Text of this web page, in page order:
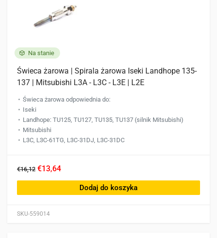
Na stanie
SKU-559014
Świeca żarowa | Spirala żarowa Iseki Landhope 135-
137 | Mitsubishi L3A - L3C - L3E | L2E
Świeca żarowa odpowiednia do:
Iseki
Landhope: TU125, TU127, TU135, TU137 (silnik Mitsubishi)
Mitsubishi
L3C, L3C-61TG, L3C-31DJ, L3C-31DC
€16,12 €13,64
Dodaj do koszyka